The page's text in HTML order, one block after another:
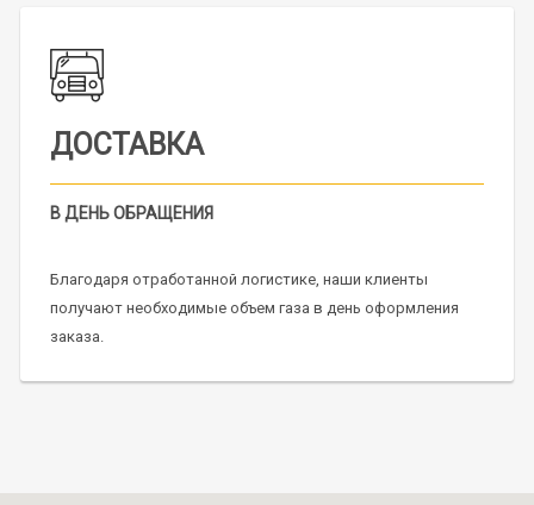
КАЧЕСТВО
ВЫСОКОЕ КАЧЕСТВО
Вся наша продукция доставляется в контейнерах
напрямую от НПЗ. Мы предлагаем клиентам только
сертифицированные СУГ.